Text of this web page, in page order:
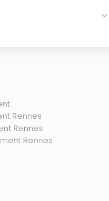
Rennes
Rennes
Rennes